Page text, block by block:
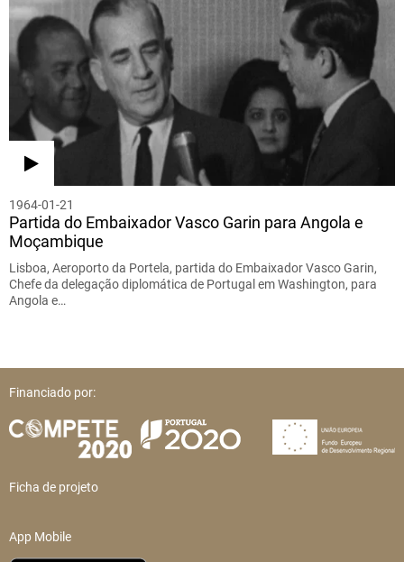
1964-01-21
Partida do Embaixador Vasco Garin para Angola e
Moçambique
Lisboa, Aeroporto da Portela, partida do Embaixador Vasco Garin,
Chefe da delegação diplomática de Portugal em Washington, para
Angola e…
Financiado por:
Ficha de projeto
App Mobile